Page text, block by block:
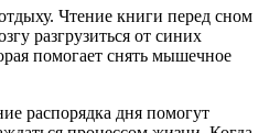
Чтение книги перед сном
разгрузиться от синих
помогает снять мышечное
распорядка дня помогут